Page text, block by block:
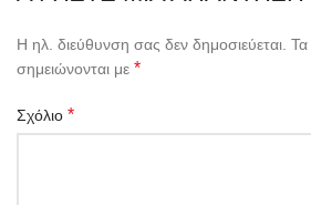
Η ηλ. διεύθυνση σας δεν δημοσιεύεται. Τα
σημειώνονται με *
Σχόλιο *